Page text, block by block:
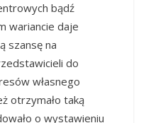
bądź
wariancie daje
szansę na
do
własnego
otrzymało taką
o wystawieniu